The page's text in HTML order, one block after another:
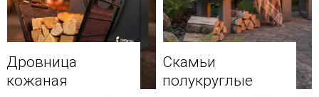
Дровница
кожаная
Скамьи
полукруглые